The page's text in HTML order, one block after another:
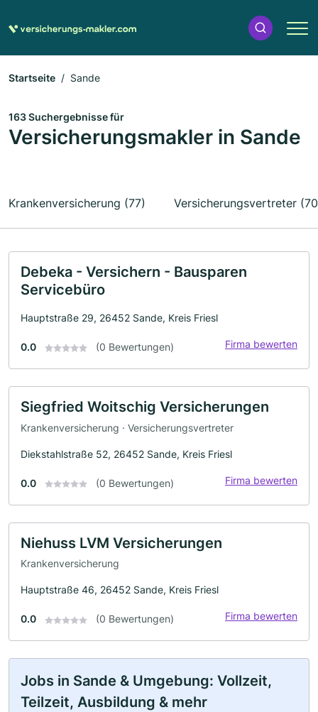
Startseite Sande
163 Suchergebnisse für
Versicherungsmakler in Sande
Krankenversicherung (77) Versicherungsvertreter
Debeka - Versichern - Bausparen
Servicebüro
Hauptstraße 29, 26452 Sande, Kreis Friesl
0.0 (0 Bewertungen) Firma bewerten
Siegfried Woitschig Versicherungen
Krankenversicherung · Versicherungsvertreter
Diekstahlstraße 52, 26452 Sande, Kreis Friesl
0.0 (0 Bewertungen) Firma bewerten
Niehuss LVM Versicherungen
Krankenversicherung
Hauptstraße 46, 26452 Sande, Kreis Friesl
0.0 (0 Bewertungen) Firma bewerten
Jobs in Sande & Umgebung: Vollzeit,
Teilzeit, Ausbildung & mehr